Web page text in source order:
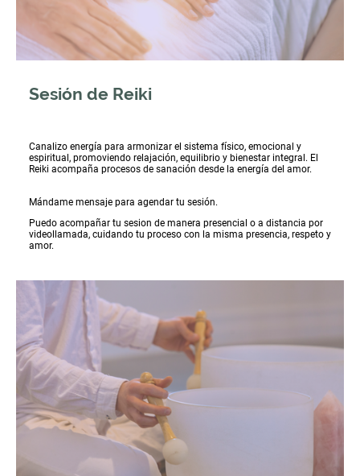
Sesión de Reiki
Canalizo energía para armonizar el sistema físico, emocional y
espiritual, promoviendo relajación, equilibrio y bienestar integral. El
Reiki acompaña procesos de sanación desde la energía del amor.
Mándame mensaje para agendar tu sesión.
Puedo acompañar tu sesion de manera presencial o a distancia por
videollamada, cuidando tu proceso con la misma presencia, respeto y
amor.